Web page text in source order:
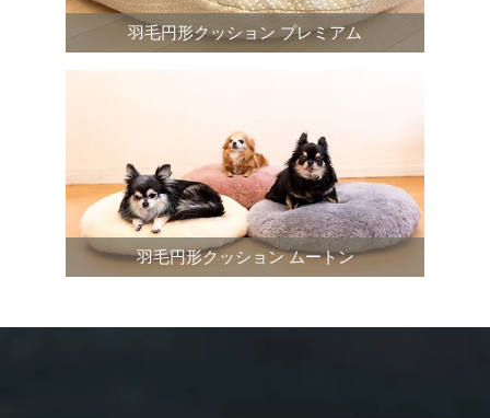
羽毛円形クッション プレミアム
羽毛円形クッション ムートン